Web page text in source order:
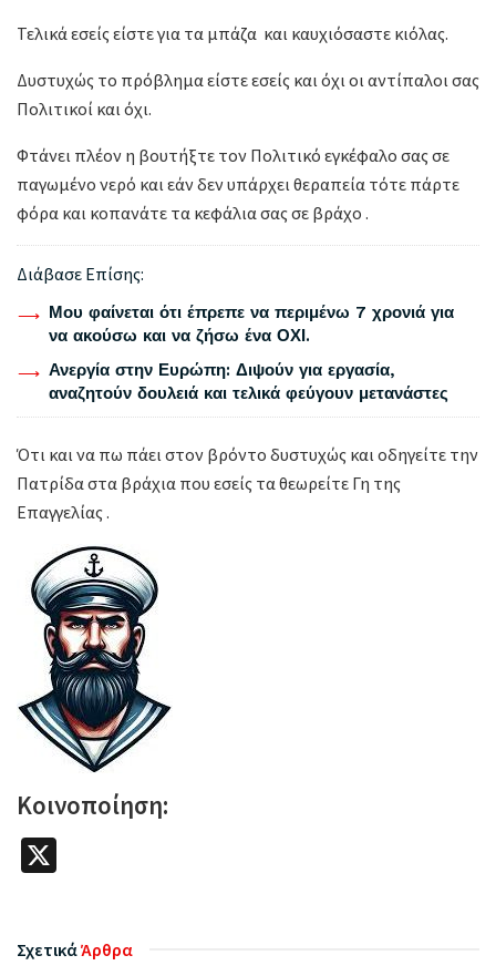
Τελικά εσείς είστε για τα μπάζα και καυχιόσαστε κιόλας.
Δυστυχώς το πρόβλημα είστε εσείς και όχι οι αντίπαλοι σας
Πολιτικοί και όχι.
Φτάνει πλέον η βουτήξτε τον Πολιτικό εγκέφαλο σας σε
παγωμένο νερό και εάν δεν υπάρχει θεραπεία τότε πάρτε
φόρα και κοπανάτε τα κεφάλια σας σε βράχο .
Διάβασε Επίσης:
Μου φαίνεται ότι έπρεπε να περιμένω 7 χρονιά για
να ακούσω και να ζήσω ένα ΟΧΙ.
Ανεργία στην Ευρώπη: Διψούν για εργασία,
αναζητούν δουλειά και τελικά φεύγουν μετανάστες
Ότι και να πω πάει στον βρόντο δυστυχώς και οδηγείτε την
Πατρίδα στα βράχια που εσείς τα θεωρείτε Γη της
Επαγγελίας .
Κοινοποίηση:
ΣχετικάΆρθρα